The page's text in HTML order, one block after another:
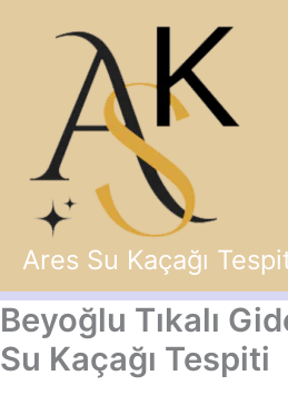
Ares Su Kaçağı
Beyoğlu Tıkalı
Su Kaçağı Tespiti